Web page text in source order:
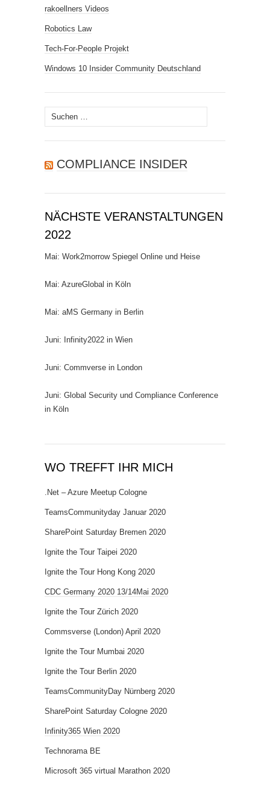
rakoellners Videos
Robotics Law
Tech-For-People Projekt
Windows 10 Insider Community Deutschland
Suchen
nach:
COMPLIANCE INSIDER
NÄCHSTE VERANSTALTUNGEN
2022
Mai: Work2morrow Spiegel Online und Heise
Mai: AzureGlobal in Köln
Mai: aMS Germany in Berlin
Juni: Infinity2022 in Wien
Juni: Commverse in London
Juni: Global Security und Compliance Conference
in Köln
WO TREFFT IHR MICH
.Net – Azure Meetup Cologne
TeamsCommunityday Januar 2020
SharePoint Saturday Bremen 2020
Ignite the Tour Taipei 2020
Ignite the Tour Hong Kong 2020
CDC Germany 2020 13/14Mai 2020
Ignite the Tour Zürich 2020
Commsverse (London) April 2020
Ignite the Tour Mumbai 2020
Ignite the Tour Berlin 2020
TeamsCommunityDay Nürnberg 2020
SharePoint Saturday Cologne 2020
Infinity365 Wien 2020
Technorama BE
Microsoft 365 virtual Marathon 2020